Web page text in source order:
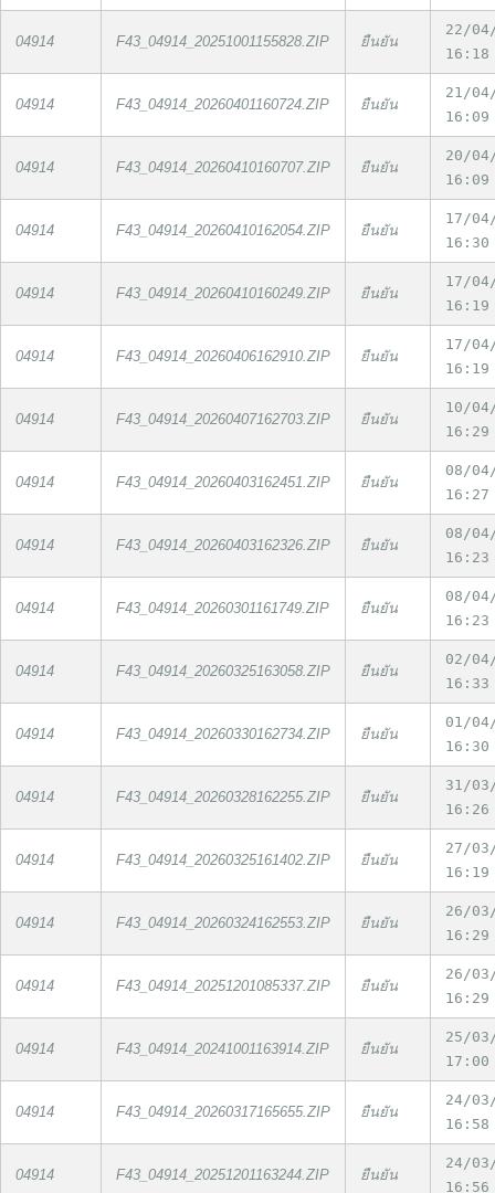
04914 F43_04914_20251001155828.ZIP ยืนยัน
22/
16:18
04914 F43_04914_20260401160724.ZIP ยืนยัน
21/
16:09
04914 F43_04914_20260410160707.ZIP ยืนยัน
20/
16:09
04914 F43_04914_20260410162054.ZIP ยืนยัน
17/
16:30
04914 F43_04914_20260410160249.ZIP ยืนยัน
17/
16:19
04914 F43_04914_20260406162910.ZIP ยืนยัน
17/
16:19
04914 F43_04914_20260407162703.ZIP ยืนยัน
10/
16:29
04914 F43_04914_20260403162451.ZIP ยืนยัน
08/
16:27
04914 F43_04914_20260403162326.ZIP ยืนยัน
08/
16:23
04914 F43_04914_20260301161749.ZIP ยืนยัน
08/
16:23
04914 F43_04914_20260325163058.ZIP ยืนยัน
02/
16:33
04914 F43_04914_20260330162734.ZIP ยืนยัน
01/
16:30
04914 F43_04914_20260328162255.ZIP ยืนยัน
31/
16:26
04914 F43_04914_20260325161402.ZIP ยืนยัน
27/
16:19
04914 F43_04914_20260324162553.ZIP ยืนยัน
26/
16:29
04914 F43_04914_20251201085337.ZIP ยืนยัน
26/
16:29
04914 F43_04914_20241001163914.ZIP ยืนยัน
25/
17:00
04914 F43_04914_20260317165655.ZIP ยืนยัน
24/
16:58
04914 F43_04914_20251201163244.ZIP ยืนยัน
24/
16:56